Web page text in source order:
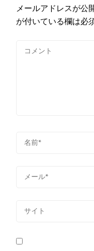
メールアドレスが公
が付いている欄は必